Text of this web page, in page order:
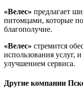
«Велес» предлагает
питомцами, которые
благополучие.
«Велес» стремится
использования услуг,
улучшением сервиса.
Другие компании